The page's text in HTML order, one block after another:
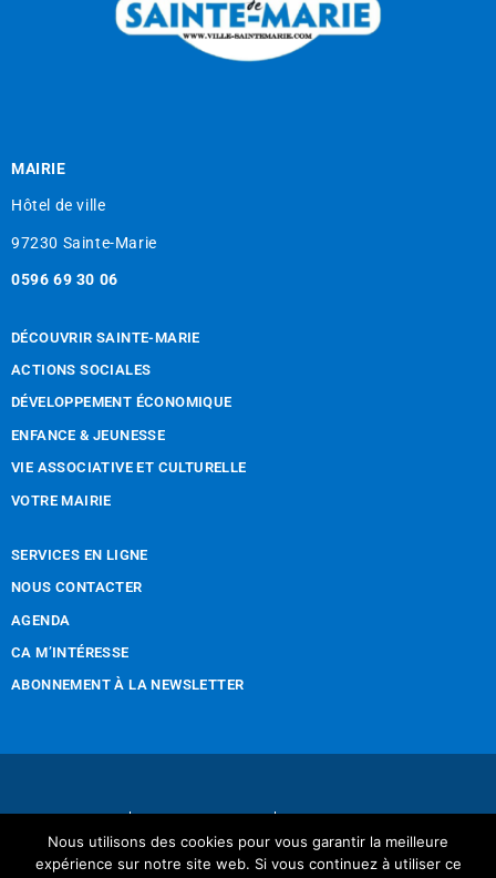
MAIRIE
Hôtel de ville
97230 Sainte-Marie
0596 69 30 06
DÉCOUVRIR SAINTE-MARIE
ACTIONS SOCIALES
DÉVELOPPEMENT ÉCONOMIQUE
ENFANCE & JEUNESSE
VIE ASSOCIATIVE ET CULTURELLE
VOTRE MAIRIE
SERVICES EN LIGNE
NOUS CONTACTER
AGENDA
CA M’INTÉRESSE
ABONNEMENT À LA NEWSLETTER
Réalisation Tintamarre & Co
Nous utilisons des cookies pour vous garantir la meilleure
expérience sur notre site web. Si vous continuez à utiliser ce